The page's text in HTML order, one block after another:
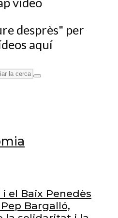
desprès" per
aquí
el Baix Penedès
Bargalló,